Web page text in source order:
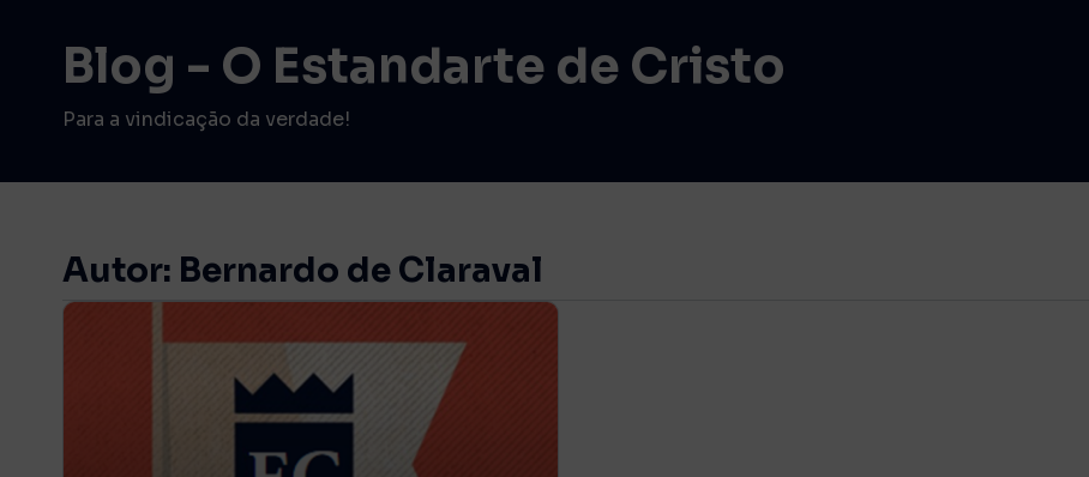
Blog - O Estandarte de Cristo
Para a vindicação da verdade!
Autor: Bernardo de Claraval